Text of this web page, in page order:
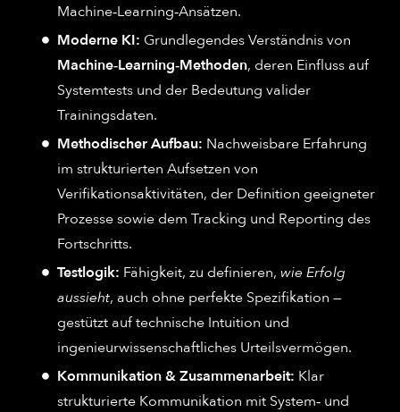
Machine‑Learning‑Ansätzen.
Moderne KI: Grundlegendes Verständnis von
Machine‑Learning‑Methoden, deren Einfluss auf
Systemtests und der Bedeutung valider
Trainingsdaten.
Methodischer Aufbau: Nachweisbare Erfahrung
im strukturierten Aufsetzen von
Verifikationsaktivitäten, der Definition geeigneter
Prozesse sowie dem Tracking und Reporting des
Fortschritts.
Testlogik: Fähigkeit, zu definieren, wie Erfolg
aussieht, auch ohne perfekte Spezifikation —
gestützt auf technische Intuition und
ingenieurwissenschaftliches Urteilsvermögen.
Kommunikation & Zusammenarbeit: Klar
strukturierte Kommunikation mit System‑ und